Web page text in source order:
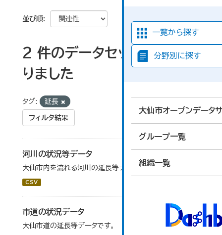
一覧から探す
分野別に探す
大仙市オープンデータ
グループ一覧
組織一覧
並び順
2 件のデータセットが見つか
りました
タグ: 延長
フィルタ結果
河川の状況等データ
大仙市内を流れる河川の延長等データです。
CSV
市道の状況データ
大仙市道の延長等データです。